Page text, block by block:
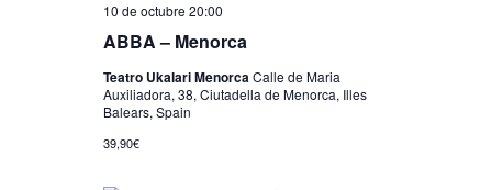
ABBA – Menorca
10 de octubre 20:00
Teatro Ukalari MenorcaCalle de Maria
Auxiliadora, 38, Ciutadella de Menorca, Illes
Balears, Spain
39,90€